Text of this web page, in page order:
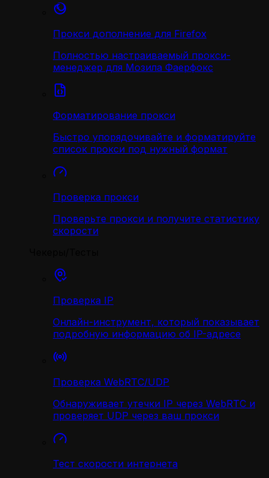
Прокси дополнение для Firefox
Полностью настраиваемый прокси-
менеджер для Мозила Фаерфокс
Форматирование прокси
Быстро упорядочивайте и форматируйте
список прокси под нужный формат
Проверка прокси
Проверьте прокси и получите статистику
скорости
Проверка IP
Онлайн-инструмент, который показывает
подробную информацию об IP-адресе
Проверка WebRTC/UDP
Обнаруживает утечки IP через WebRTC и
проверяет UDP через ваш прокси
Тест скорости интернета